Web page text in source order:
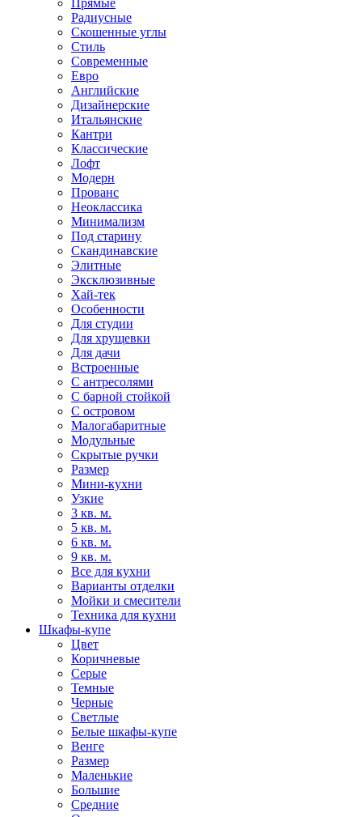
Прямые
Радиусные
Скошенные углы
Стиль
Современные
Евро
Английские
Дизайнерские
Итальянские
Кантри
Классические
Лофт
Модерн
Прованс
Неоклассика
Минимализм
Под старину
Скандинавские
Элитные
Эксклюзивные
Хай-тек
Особенности
Для студии
Для хрущевки
Для дачи
Встроенные
С антресолями
С барной стойкой
С островом
Малогабаритные
Модульные
Скрытые ручки
Размер
Мини-кухни
Узкие
3 кв. м.
5 кв. м.
6 кв. м.
9 кв. м.
Все для кухни
Варианты отделки
Мойки и смесители
Техника для кухни
Шкафы-купе
Цвет
Коричневые
Серые
Темные
Черные
Светлые
Белые шкафы-купе
Венге
Размер
Маленькие
Большие
Средние